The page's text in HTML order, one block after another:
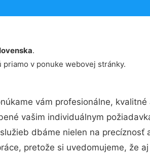
.
v ponuke webovej stránky.
vám profesionálne, kvalitné
vašim individuálnym
dbáme nielen na precíznosť
pretože si uvedomujeme, že aj